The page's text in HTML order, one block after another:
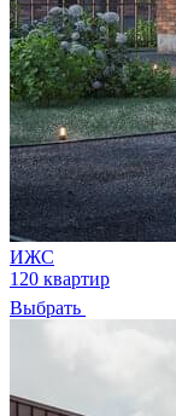
ИЖС
120 квартир
Выбрать